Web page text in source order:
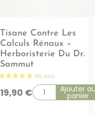
Tisane Contre Les
Calculs Rénaux –
Herboristerie Du Dr.
Sammut
19,90 € Ajouter
panier